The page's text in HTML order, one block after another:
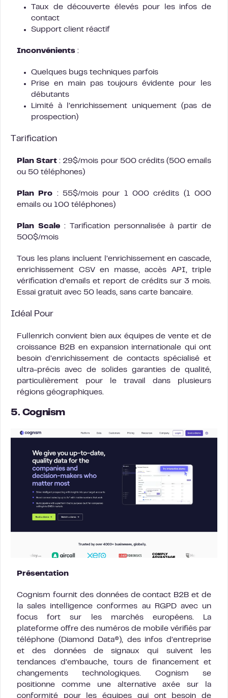
Taux de découverte élevés pour les infos de
contact
Support client réactif
Inconvénients :
Quelques bugs techniques parfois
Prise en main pas toujours évidente pour les
débutants
Limité à l’enrichissement uniquement (pas de
prospection)
Tarification
Plan Start : 29$/mois pour 500 crédits (500 emails
ou 50 téléphones)
Plan Pro : 55$/mois pour 1 000 crédits (1 000
emails ou 100 téléphones)
Plan Scale : Tarification personnalisée à partir de
500$/mois
Tous les plans incluent l’enrichissement en cascade,
enrichissement CSV en masse, accès API, triple
vérification d’emails et report de crédits sur 3 mois.
Essai gratuit avec 50 leads, sans carte bancaire.
Idéal Pour
Fullenrich convient bien aux équipes de vente et de
croissance B2B en expansion internationale qui ont
besoin d’enrichissement de contacts spécialisé et
ultra-précis avec de solides garanties de qualité,
particulièrement pour le travail dans plusieurs
régions géographiques.
5. Cognism
Présentation
Cognism fournit des données de contact B2B et de
la sales intelligence conformes au RGPD avec un
focus fort sur les marchés européens. La
plateforme offre des numéros de mobile vérifiés par
téléphone (Diamond Data®), des infos d’entreprise
et des données de signaux qui suivent les
tendances d’embauche, tours de financement et
changements technologiques. Cognism se
positionne comme une alternative axée sur la
conformité pour les équipes qui ont besoin de